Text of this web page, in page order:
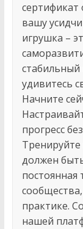
вашу
игрушка –
стабильный
удивитесь
Начните
прогресс
должен
постоянная
практике.
нашей